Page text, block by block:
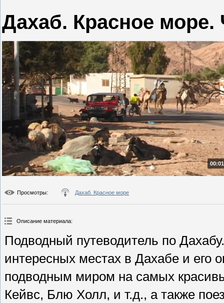
Дахаб. Красное море.
Просмотры: Дахаб. Красное море
Описание материала:
Подводный путеводитель по
интересных местах в Дахабе и его
подводным миром на самых
Кейвс, Блю Холл, и т.д., а также